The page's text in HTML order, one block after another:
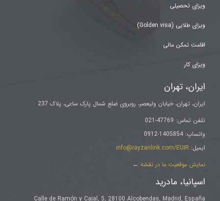
ویزای تحصیلی
ویزای طلایی (Golden visa)
اقامت تمکن مالی
ویزای کار
ایران، تهران
ایران، تهران، خیابان ولیعصر، روبروی ضلع شمال پارک ساعی، پلاک 237
تلفن تماس: 47769-021
واتساپ: 1405854-0912
ایمیل: info@rayzanlink.com/EUIR
نمایش موقعیت ما در نقشه ←
اسپانیا، مادرید
Calle de Ramón y Cajal, 5, 28100 Alcobendas, Madrid, España